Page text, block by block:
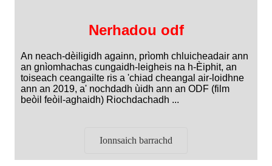
Nerhadou odf
An neach-dèiligidh againn, prìomh chluicheadair ann
an gnìomhachas cungaidh-leigheis na h-Èiphit, an
toiseach ceangailte ris a 'chiad cheangal air-loidhne
ann an 2019, a' nochdadh ùidh ann an ODF (film
beòil feòil-aghaidh) Riochdachadh ...
Ionnsaich barrachd